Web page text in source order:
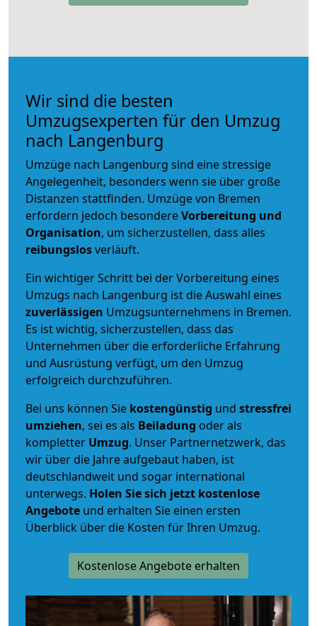
Wir sind die besten
Umzugsexperten für den Umzug
nach Langenburg
Umzüge nach Langenburg sind eine stressige
Angelegenheit, besonders wenn sie über große
Distanzen stattfinden. Umzüge von Bremen
erfordern jedoch besondereVorbereitung und
Organisation, um sicherzustellen, dass alles
reibungslosverläuft.
Ein wichtiger Schritt bei der Vorbereitung eines
Umzugs nach Langenburg ist die Auswahl eines
zuverlässigen Umzugsunternehmens in Bremen.
Es ist wichtig, sicherzustellen, dass das
Unternehmen über die erforderliche Erfahrung
und Ausrüstung verfügt, um den Umzug
erfolgreich durchzuführen.
Bei uns können Sie kostengünstig und stressfrei
umziehen, sei es als Beiladung oder als
kompletter Umzug. Unser Partnernetzwerk, das
wir über die Jahre aufgebaut haben, ist
deutschlandweit und sogar international
unterwegs. Holen Sie sich jetzt kostenlose
Angebote und erhalten Sie einen ersten
Überblick über die Kosten für Ihren Umzug.
Kostenlose Angebote erhalten